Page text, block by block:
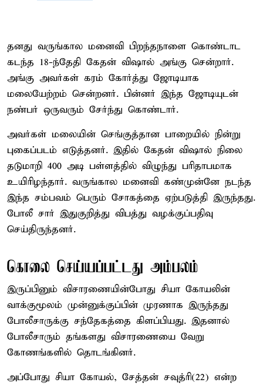
தனது வருங்கால மனைவி பிறந்தநாளை கொண்டாட
கடந்த 18-ந்தேதி கேதன் விஷால் அங்கு சென்றார்.
அங்கு அவர்கள் கரம் கோர்த்து ஜோடியாக
மலையேற்றம் சென்றனர். பின்னர் இந்த ஜோடியுடன்
நண்பர் ஒருவரும் சேர்ந்து கொண்டார்.
அவர்கள் மலையின் செங்குத்தான பாறையில் நின்று
புகைப்படம் எடுத்தனர். இதில் கேதன் விஷால் நிலை
தடுமாறி 400 அடி பள்ளத்தில் விழுந்து பரிதாபமாக
உயிரிழந்தார். வருங்கால மனைவி கண்முன்னே நடந்த
இந்த சம்பவம் பெரும் சோகத்தை ஏற்படுத்தி இருந்தது.
போலீ சார் இதுகுறித்து விபத்து வழக்குப்பதிவு
செய்திருந்தனர்.
கொலை செய்யப்பட்டது அம்பலம்
இருப்பினும் விசாரணையின்போது சியா கோயலின்
வாக்குமூலம் முன்னுக்குப்பின் முரணாக இருந்தது
போலீசாருக்கு சந்தேகத்தை கிளப்பியது. இதனால்
போலீசாரும் தங்களது விசாரணையை வேறு
கோணங்களில் தொடங்கினர்.
அப்போது சியா கோயல், சேத்தன் சவுத்ரி(22) என்ற